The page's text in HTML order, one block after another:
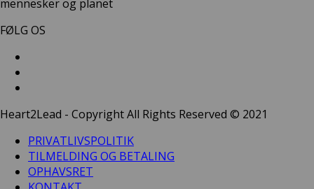
mennesker og planet
FØLG OS
Heart2Lead - Copyright All Rights Reserved © 2021
PRIVATLIVSPOLITIK
TILMELDING OG BETALING
OPHAVSRET